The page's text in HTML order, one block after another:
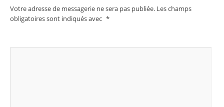
Votre adresse de messagerie ne sera pas publiée. Les champs
obligatoires sont indiqués avec *